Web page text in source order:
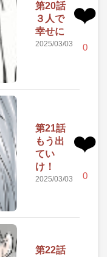
第20話
３人で
幸せに
2025/03/03
❤️
0
第21話
もう出
てい
け！
2025/03/03
❤️
0
第22話